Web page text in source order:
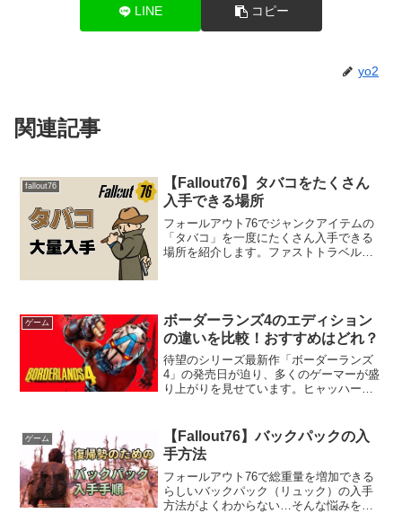
LINE コピー
yo2
関連記事
fallout76
【Fallout76】タバコをたくさん
入手できる場所
フォールアウト76でジャンクアイテムの
「タバコ」を一度にたくさん入手できる
場所を紹介します。ファストトラベル地
ゲーム
ボーダーランズ4のエディション
の違いを比較！おすすめはどれ？
待望のシリーズ最新作「ボーダーランズ
4」の発売日が迫り、多くのゲーマーが盛
り上がりを見せています。ヒャッハーな
ション選びです。複数のエディションの
違いは何なのか、気にな...
ゲーム
【Fallout76】バックパックの入
手方法
フォールアウト76で総重量を増加できる
らしいバックパック（リュック）の入手
方法がよくわからない…そんな悩みを持